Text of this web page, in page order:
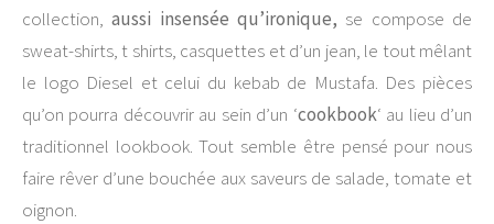
collection,aussi insensée qu’ironique, se compose de
sweat-shirts, t shirts, casquettes et d’un jean, le tout mêlant
le logo Diesel et celui du kebab de Mustafa. Des pièces
qu’on pourra découvrir au sein d’un ‘cookbook‘ au lieu d’un
traditionnel lookbook. Tout semble être pensé pour nous
faire rêver d’une bouchée aux saveurs de salade, tomate et
oignon.